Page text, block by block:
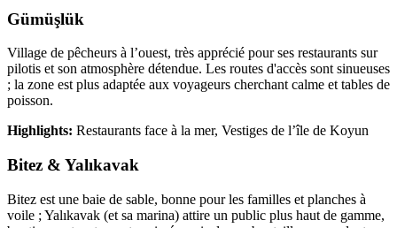
Gümüşlük
Village de pêcheurs à l’ouest, très apprécié pour ses restaurants sur
pilotis et son atmosphère détendue. Les routes d'accès sont sinueuses
; la zone est plus adaptée aux voyageurs cherchant calme et tables de
poisson.
Highlights: Restaurants face à la mer, Vestiges de l’île de Koyun
Bitez & Yalıkavak
Bitez est une baie de sable, bonne pour les familles et planches à
voile ; Yalıkavak (et sa marina) attire un public plus haut de gamme,